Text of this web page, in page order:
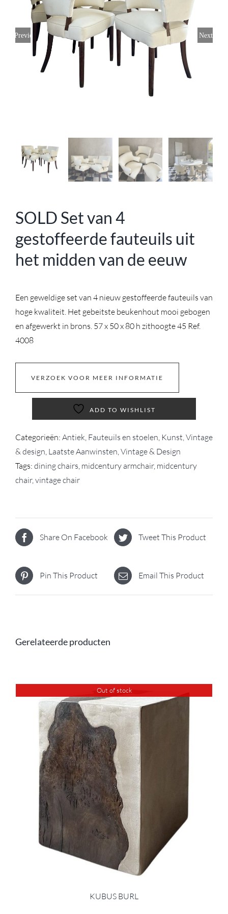
Previous Next
SOLD Set van 4
gestoffeerde fauteuils uit
het midden van de eeuw
Een geweldige set van 4 nieuw gestoffeerde fauteuils van
hoge kwaliteit. Het gebeitste beukenhout mooi gebogen
en afgewerkt in brons. 57 x 50 x 80 h zithoogte 45 Ref.
4008
VERZOEK VOOR MEER INFORMATIE
ADD TO WISHLIST
Categorieën: Antiek Fauteuils en stoelen Kunst, Vintage
& design Laatste Aanwinsten Vintage & Design
Tags: dining chairs midcentury armchair, midcentury
chair, vintage chair
Share On Facebook Tweet This Product
Pin This Product Email This Product
Gerelateerde producten
Out of stock
KUBUS BURL